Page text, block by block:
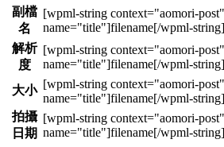
副檔
名
解析
度
大小
拍攝
日期